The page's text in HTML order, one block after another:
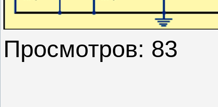
Просмотров: 83